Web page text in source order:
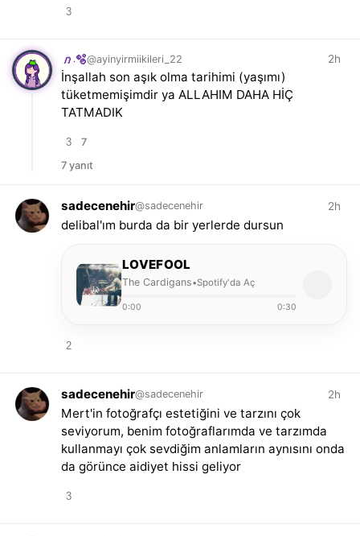
3
𝑛.🫧@ayinyirmiikileri_22 2h
İnşallah son aşık olma tarihimi (yaşımı)
tüketmemişimdir ya ALLAHIM DAHA HİÇ
TATMADIK
3
7
7 yanıt
sadecenehir@sadecenehir 2h
delibal'ım burda da bir yerlerde dursun
LOVEFOOL
The Cardigans•Spotify'da Aç
0:00 0:30
2
sadecenehir@sadecenehir 2h
Mert'in fotoğrafçı estetiğini ve tarzını çok
seviyorum, benim fotoğraflarımda ve tarzımda
kullanmayı çok sevdiğim anlamların aynısını onda
da görünce aidiyet hissi geliyor
3